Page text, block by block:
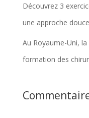
Découvrez 3
une approche
Au Royaume-Uni,
formation des